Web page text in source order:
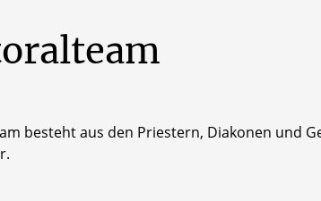
besteht aus den Priestern, Diakonen und